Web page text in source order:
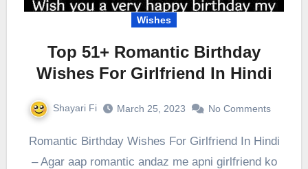
Wishes
Top 51+ Romantic Birthday
Wishes For Girlfriend In Hindi
Shayari Fi March 25, 2023 No Comments
Romantic Birthday Wishes For Girlfriend In Hindi
– Agar aap romantic andaz me apni girlfriend ko